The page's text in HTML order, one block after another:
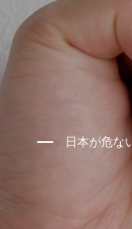
日本が危な